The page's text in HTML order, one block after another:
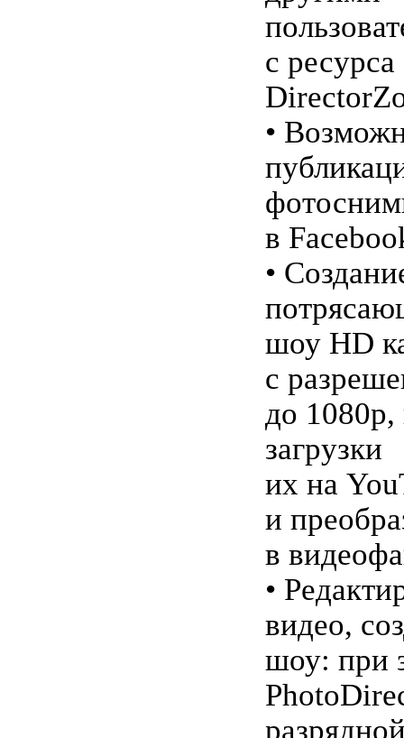
с ресурса
•
в
•
шоу HD
с
до
загрузки
их на
и
в
•
видео,
шоу: при